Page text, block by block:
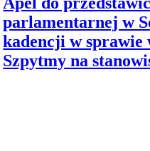
parlamentarnej w
kadencji w sprawie
Szpytmy na